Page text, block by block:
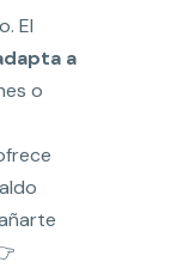
El
a
o